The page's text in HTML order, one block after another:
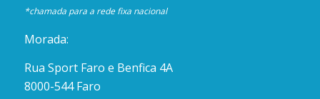
*chamada para a rede fixa nacional
Morada:
Rua Sport Faro e Benfica 4A
8000-544 Faro